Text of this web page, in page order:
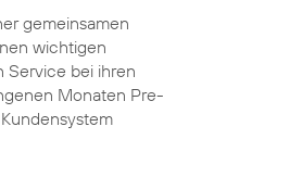
gemeinsamen
wichtigen
Service bei ihren
Monaten Pre-